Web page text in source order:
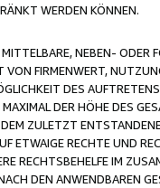
WERDEN KÖNNEN.
NEBEN- ODER
FIRMENWERT,
DES
DER HÖHE DES
ZULETZT
ETWAIGE RECHTE UND
RECHTSBEHELFE IM
DEN ANWENDBAREN